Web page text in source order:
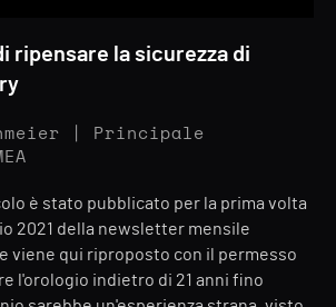
ripensare la sicurezza di
| Principale
è stato pubblicato per la prima volta
2021 della newsletter mensile
viene qui riproposto con il permesso
l'orologio indietro di 21 anni fino